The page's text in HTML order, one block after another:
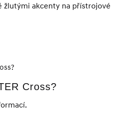
žlutými akcenty na přístrojové
Cross?